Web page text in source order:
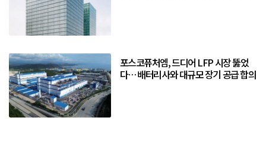
포스코퓨처엠, 드디어 LFP 시장 뚫었
다… 배터리사와 대규모 장기 공급 합의